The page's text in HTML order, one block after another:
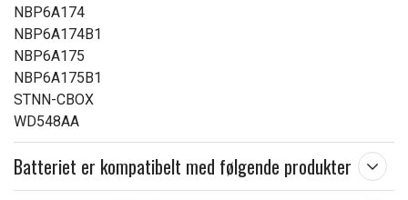
NBP6A174
NBP6A174B1
NBP6A175
NBP6A175B1
STNN-CBOX
WD548AA
Batteriet er kompatibelt med følgende produkter